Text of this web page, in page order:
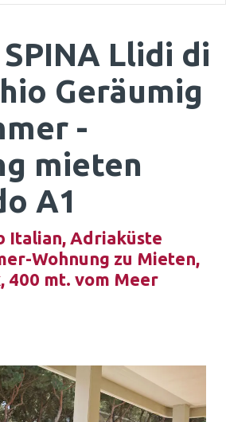
SPINA Llidi di
Geräumig
-
mieten
A1
Italian, Adriaküste
Wohnung zu Mieten,
400 mt. vom Meer